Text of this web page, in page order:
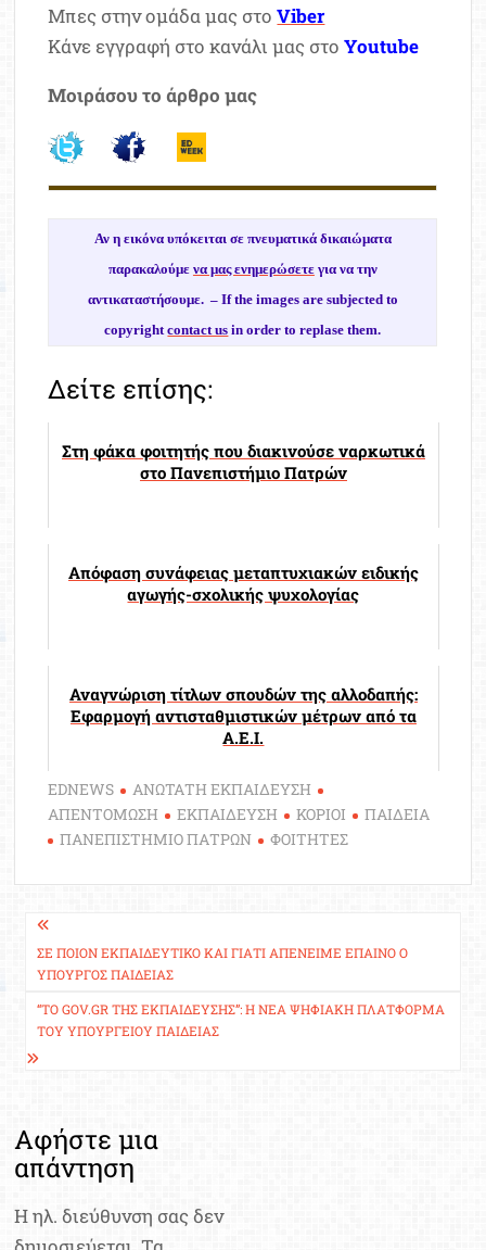
Μπες στην ομάδα μας στοViber
Κάνε εγγραφή στο κανάλι μας στοYoutube
Μοιράσου το άρθρο μας
Αν η εικόνα υπόκειται σε πνευματικά δικαιώματα
παρακαλούμε να μας ενημερώσετεγια να την
αντικαταστήσουμε. – If the images are subjected to
copyrightcontact us in order to replase them.
Δείτε επίσης:
Στη φάκα φοιτητής που διακινούσε ναρκωτικά
στο Πανεπιστήμιο Πατρών
Απόφαση συνάφειας μεταπτυχιακών ειδικής
αγωγής-σχολικής ψυχολογίας
Αναγνώριση τίτλων σπουδών της αλλοδαπής:
Εφαρμογή αντισταθμιστικών μέτρων από τα
Α.Ε.Ι.
EDNEWS
ΑΝΩΤΑΤΗ ΕΚΠΑΙΔΕΥΣΗ
ΑΠΕΝΤΟΜΩΣΗ
ΕΚΠΑΙΔΕΥΣΗ ΚΟΡΙΟΙ
ΠΑΙΔΕΙΑ
ΠΑΝΕΠΙΣΤΗΜΙΟ ΠΑΤΡΩΝ
ΦΟΙΤΗΤΕΣ
Πλοήγηση
άρθρων
ΣΕ ΠΟΙΟΝ ΕΚΠΑΙΔΕΥΤΙΚΌ ΚΑΙ ΓΙΑΤΊ ΑΠΈΝΕΙΜΕ ΈΠΑΙΝΟ Ο
ΥΠΟΥΡΓΌΣ ΠΑΙΔΕΊΑΣ
“ΤΟ GOV.GR ΤΗΣ ΕΚΠΑΊΔΕΥΣΗΣ”: Η ΝΈΑ ΨΗΦΙΑΚΉ ΠΛΑΤΦΌΡΜΑ
ΤΟΥ ΥΠΟΥΡΓΕΊΟΥ ΠΑΙΔΕΊΑΣ
Αφήστε μια
απάντηση
Η ηλ. διεύθυνση σας δεν